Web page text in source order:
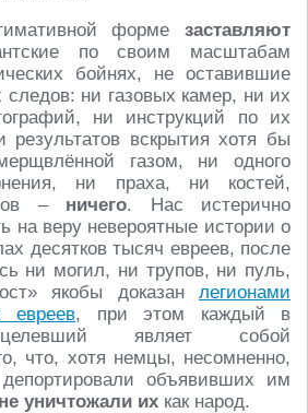
форме заставляют
по своим масштабам
бойнях, не оставившие
следов: ни газовых камер, ни их
ни инструкций по их
результатов вскрытия хотя бы
газом, ни одного
ни праха, ни костей,
– ничего. Нас истерично
на веру невероятные истории о
десятков тысяч евреев, после
ни могил, ни трупов, ни пуль,
якобы доказан легионами
евреев, при этом каждый в
являет собой
что, хотя немцы, несомненно,
объявивших им
не уничтожали их как народ.